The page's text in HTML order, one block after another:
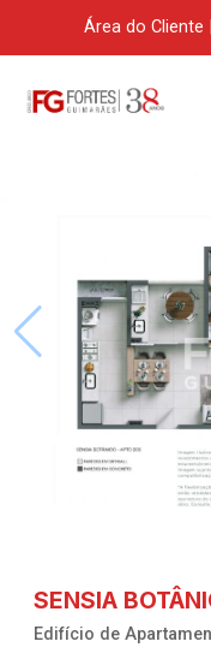
Área do Cliente
SENSIA
Edifício de